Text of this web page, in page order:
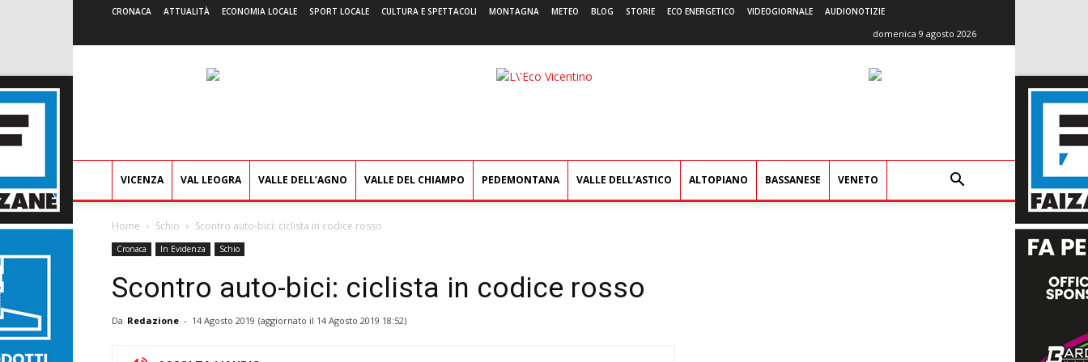
CRONACA ATTUALITÀ ECONOMIA LOCALE SPORT LOCALE CULTURA E SPETTACOLI MONTAGNA METEO BLOG STORIE ECO ENERGETICO VIDEOGIORNALE AUDIONOTIZIE
domenica 9 agosto 2026
L'Eco
VICENZA VAL LEOGRA VALLE DELL’AGNO VALLE DEL CHIAMPO PEDEMONTANA VALLE DELL’ASTICO ALTOPIANO BASSANESE VENETO
Home Schio Scontro auto-bici: ciclista in codice rosso
Cronaca In Evidenza Schio
Scontro auto-bici: ciclista in codice rosso
Da Redazione - 14 Agosto 2019 (aggiornato il 14 Agosto 2019 18:52)